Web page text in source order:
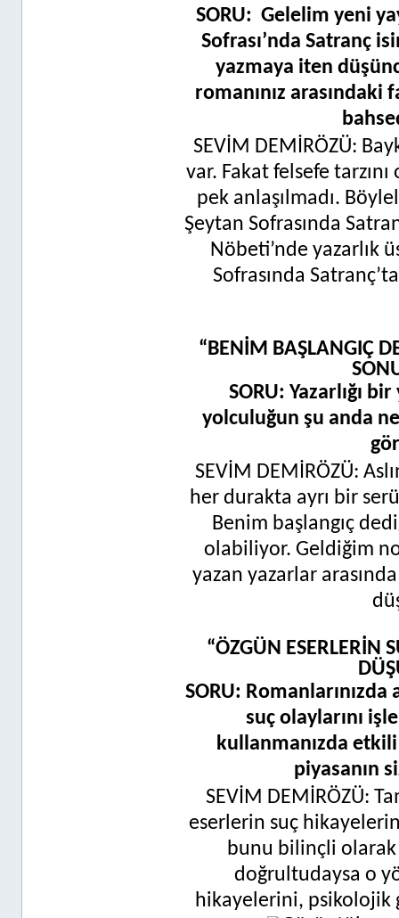
SORU: Gelelim yeni
Sofrası’nda Satranç
yazmaya iten
romanınız
SEVİM DEMİRÖZÜ:
var. Fakat felsefe
pek anlaşılmadı.
Şeytan Sofrasında
Nöbeti’nde yazarlık
Sofrasında
“BENİM BAŞLANGIÇ
SORU: Yazarlığı
yolculuğun şu anda
SEVİM DEMİRÖZÜ:
her durakta ayrı bir
Benim başlangıç
olabiliyor. Geldiğim
yazan yazarlar
“ÖZGÜN ESERLERİN
SORU:
suç olaylarını
kullanmanızda
piyasanın
SEVİM DEMİRÖZÜ:
eserlerin suç
bunu bilinçli olarak
doğrultudaysa o
hikayelerini, psikolojik